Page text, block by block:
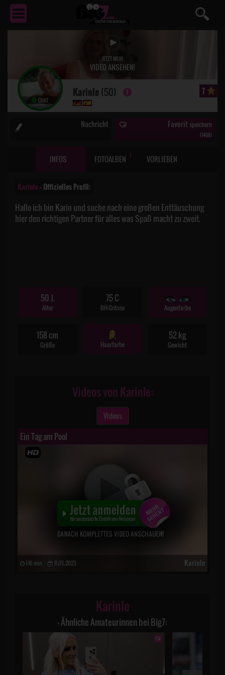
EROTIKVON NEBENAN ...
JETZT MEIN
VIDEO ANSEHEN!
CHAT
Karinle(50) 7
Nachricht Favorit speichern
(1408)
INFOS FOTOALBEN 1 VORLIEBEN
Karinle– Offizielles Profil:
Hallo ich bin Karin und suche nach eine großen Enttäuschung
hier den richtigen Partner für alles was Spaß macht zu zweit.
50 J.
Alter
75 C
BH-Grösse Augenfarbe
158 cm
Größe Haarfarbe
52 kg
Gewicht
Videos von Karinle:
Videos
Ein Tag am Pool
1:16 min. 11.05.2023 Karinle
Karinle
– Ähnliche Amateurinnen bei Big7: